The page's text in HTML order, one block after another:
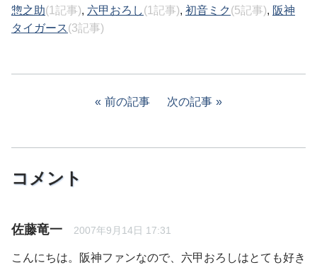
惣之助(1記事), 六甲おろし(1記事), 初音ミク (5記事), 阪神
タイガース(3記事)
前の記事 次の記事
コメント
佐藤竜一 2007年9月14日 17:31
こんにちは。阪神ファンなので、六甲おろしはとても好き